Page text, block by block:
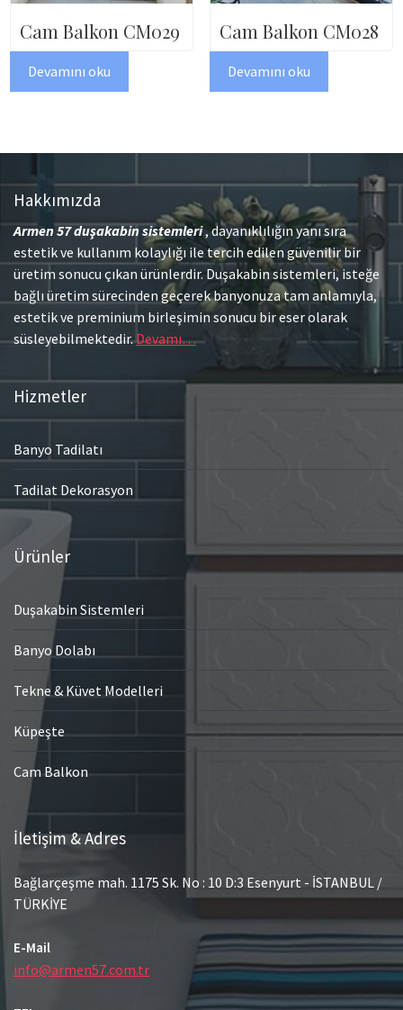
Cam Balkon CM029
Devamını oku
Cam Balkon CM028
Devamını oku
Hakkımızda
Armen 57duşakabin sistemleri, dayanıklılığın yanı sıra
estetik ve kullanım kolaylığı ile tercih edilen güvenilir bir
üretim sonucu çıkan ürünlerdir. Duşakabin sistemleri, isteğe
bağlı üretim sürecinden geçerek banyonuza tam anlamıyla,
estetik ve preminium birleşimin sonucu bir eser olarak
süsleyebilmektedir.Devamı…
Hizmetler
Banyo Tadilatı
Tadilat Dekorasyon
Ürünler
Duşakabin Sistemleri
Banyo Dolabı
Tekne & Küvet Modelleri
Küpeşte
Cam Balkon
İletişim & Adres
Bağlarçeşme mah. 1175 Sk. No : 10 D:3 Esenyurt - İSTANBUL /
TÜRKİYE
E-Mail
info@armen57.com.tr